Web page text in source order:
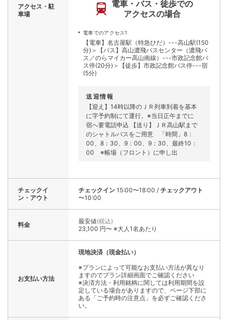
アクセス・駐
車場
電車・バス・徒歩での
アクセスの場合
電車でのアクセス1
【電車】名古屋駅（特急ひだ）---高山駅(150
分)＞【バス】高山濃飛バスセンター（濃飛バ
ス／のらマイカー高山南線）---市政記念館バ
ス停(20分)＞【徒歩】市政記念館バス停---宿
(5分)
送迎情報
【迎え】14時以降のＪＲ列車到着を基本
に字予約制にて運行。※当日正午までに
宿へ要電話申込 【送り】ＪＲ高山駅まで
のシャトルバスをご用意 「時間」8：
00、8：30、9：00、9：30、最終10：
00 ※帳場（フロント）に申し出
チェックイ
ン・アウト
チェックイン 15:00〜18:00 / チェックアウト
〜10:00
料金 最安値(税込)
23,100 円〜 ※大人1名あたり
お支払い方法
現地決済（現金払い）
※プランによって可能なお支払い方法が異なり
ますのでプラン詳細画面でご確認ください
※決済方法・利用銘柄に関しては利用期間を設
定している場合がありますので、ページ下部に
ある「ご予約時の注意点」を必ずご確認くださ
い。